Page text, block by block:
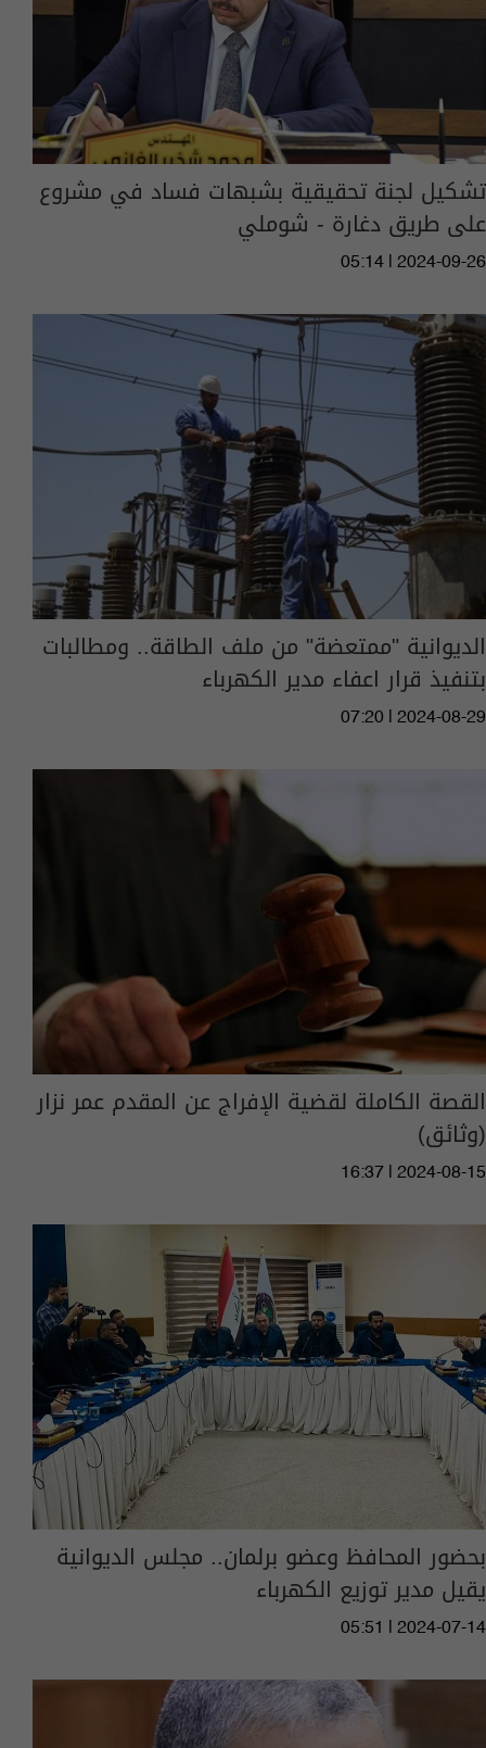
تشكيل لجنة تحقيقية بشبهات فساد في مشروع
على طريق دغارة - شوملي
05:14 | 2024-09-26
الديوانية "ممتعضة" من ملف الطاقة.. ومطالبات
بتنفيذ قرار اعفاء مدير الكهرباء
07:20 | 2024-08-29
القصة الكاملة لقضية الإفراج عن المقدم عمر نزار
(وثائق)
16:37 | 2024-08-15
بحضور المحافظ وعضو برلمان.. مجلس الديوانية
يقيل مدير توزيع الكهرباء
05:51 | 2024-07-14